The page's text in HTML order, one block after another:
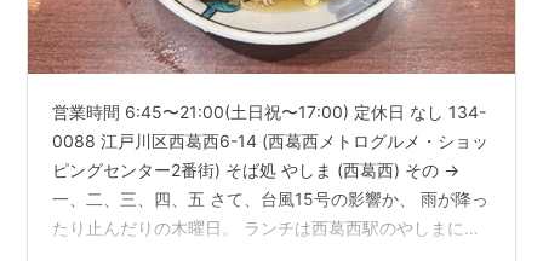
営業時間 6:45〜21:00(土日祝〜17:00) 定休日 なし 134-
0088 江戸川区西葛西6-14 (西葛西メトログルメ・ショッ
ピングセンター2番街) そば処 やしま (西葛西) その →
一、二、三、四、五 さて、台風15号の影響か、 雨が降っ
たり止んだりの木曜日。 ランチは西葛西駅のやしまに、